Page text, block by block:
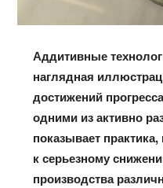
Аддитивные
наглядная
достижений
одними из активно
показывает
к серьезному
производства